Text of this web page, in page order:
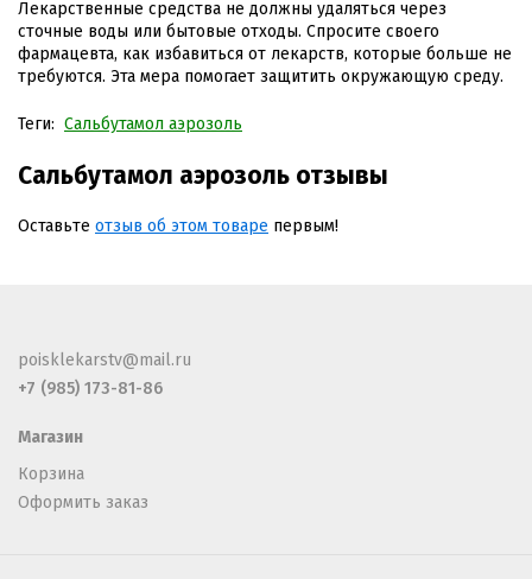
Лекарственные средства не должны удаляться через
сточные воды или бытовые отходы. Спросите своего
фармацевта, как избавиться от лекарств, которые больше не
требуются. Эта мера помогает защитить окружающую среду.
Теги: Сальбутамол аэрозоль
Сальбутамол аэрозоль отзывы
Оставьте отзыв об этом товаре первым!
poisklekarstv@mail.ru
+7 (985) 173-81-86
Магазин
Корзина
Оформить заказ